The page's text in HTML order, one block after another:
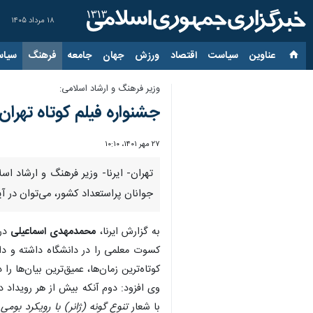
۱۸ مرداد ۱۴۰۵
عناوین‌ سیاست اقتصاد ورزش جهان جامعه فرهنگ
وزیر فرهنگ و ارشاد اسلامی:
جشنواره فیلم کوتاه
۲۷ مهر ۱۴۰۱، ۱۰:۱۰